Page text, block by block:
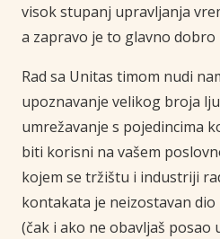
visok stupanj upravljanja
a zapravo je to glavno
Rad sa Unitas timom nudi
upoznavanje velikog broja
umrežavanje s pojedincima
biti korisni na vašem
kojem se tržištu i industriji
kontakata je neizostavan
(čak i ako ne obavljaš posao